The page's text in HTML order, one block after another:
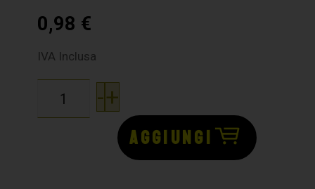
0,98 €
IVA Inclusa
-+
AGGIUNGI